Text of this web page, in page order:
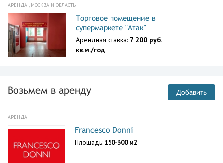
АРЕНДА , МОСКВА И ОБЛАСТЬ
Торговое помещение в
супермаркете "Атак"
Арендная ставка: 7 200 руб.
кв.м./год
Возьмем в аренду Добавить
АРЕНДА
Francesco Donni
Площадь:150-300 м2